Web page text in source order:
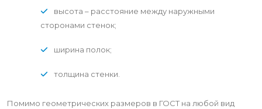
высота – расстояние между наружными
сторонами стенок;
ширина полок;
толщина стенки.
Помимо геометрических размеров в ГОСТ на любой вид